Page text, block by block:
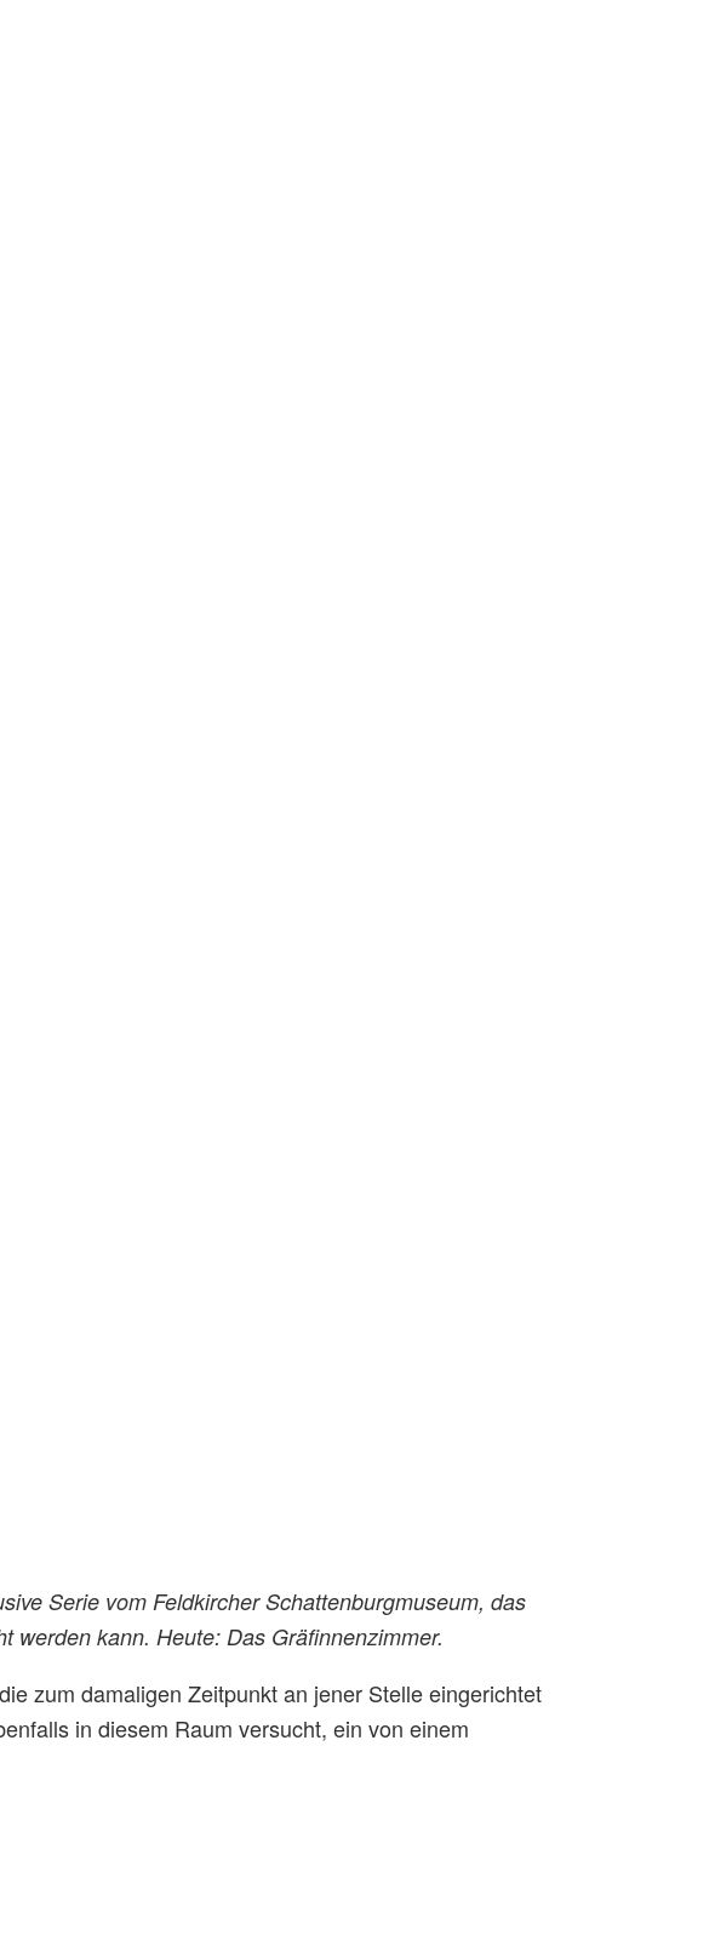
Serie vom Feldkircher Schattenburgmuseum, das
werden kann. Heute: Das Gräfinnenzimmer.
zum damaligen Zeitpunkt an jener Stelle eingerichtet
in diesem Raum versucht, ein von einem